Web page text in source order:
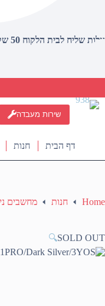
עלות שליח לבית הלקוח 50 שקלים, בהזמנות מעל 2000 שקלים ללא חיוב (חינם)
שירות מעבדה
דף הבית חנות
Home חנות מחשבים
SOLD OUT
🔍